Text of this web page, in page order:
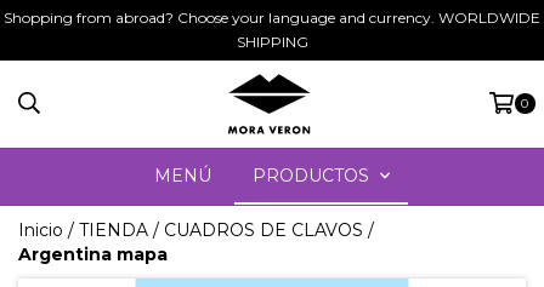
Shopping from abroad? Choose your language and currency. WORLDWIDE
SHIPPING
0
MENÚ PRODUCTOS
Inicio / TIENDA / CUADROS DE CLAVOS /
Argentina mapa